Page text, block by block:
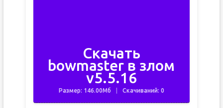
Скачать
bowmaster в злом
v5.5.16
Размер: 146.00Мб Скачиваний: 0